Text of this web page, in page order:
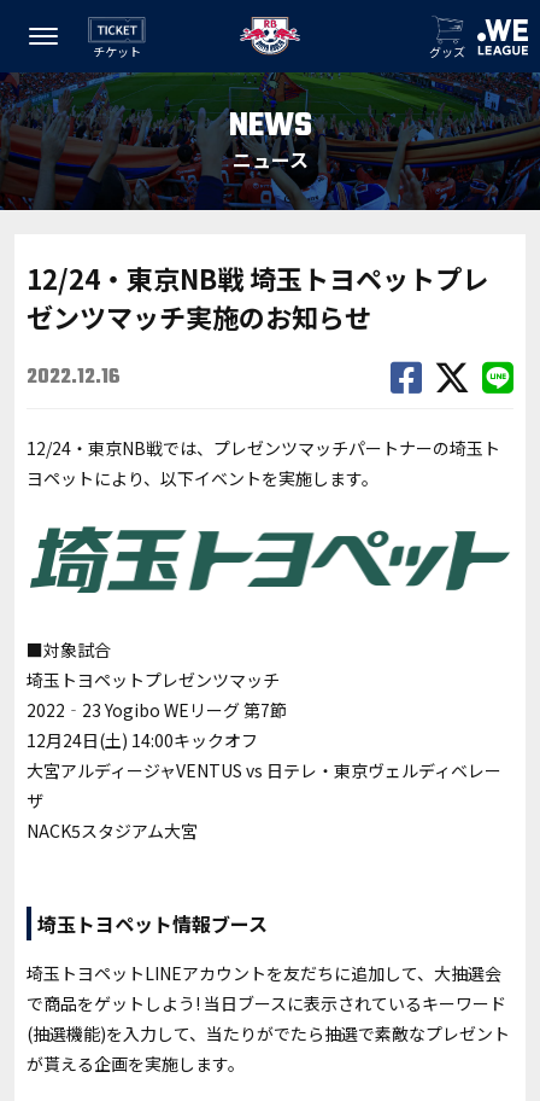
チケット グッズ
NEWS
ニュース
12/24・東京NB戦 埼玉トヨペットプレ
ゼンツマッチ実施のお知らせ
2022.12.16
12/24・東京NB戦では、プレゼンツマッチパートナーの埼玉ト
ヨペットにより、以下イベントを実施します。
■対象試合
埼玉トヨペットプレゼンツマッチ
2022‐23 Yogibo WEリーグ 第7節
12月24日(土) 14:00キックオフ
大宮アルディージャVENTUS vs 日テレ・東京ヴェルディベレー
ザ
NACK5スタジアム大宮
埼玉トヨペット情報ブース
埼玉トヨペットLINEアカウントを友だちに追加して、大抽選会
で商品をゲットしよう! 当日ブースに表示されているキーワード
(抽選機能)を入力して、当たりがでたら抽選で素敵なプレゼント
が貰える企画を実施します。